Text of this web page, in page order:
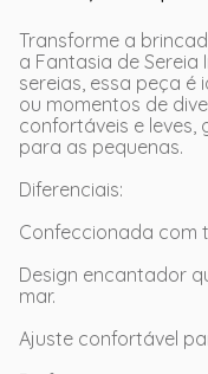
Transforme a
a Fantasia de
sereias, essa peça
ou momentos de
confortáveis e leves,
para as pequenas.
Diferenciais:
Confeccionada com
Design encantador
mar.
Ajuste confortável